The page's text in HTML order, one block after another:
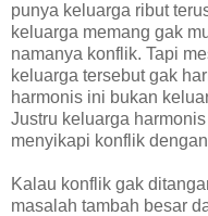
punya keluarga ribut
keluarga memang gak
namanya konflik. Tapi
keluarga tersebut gak
harmonis ini bukan
Justru keluarga
menyikapi konflik
Kalau konflik gak
masalah tambah besar